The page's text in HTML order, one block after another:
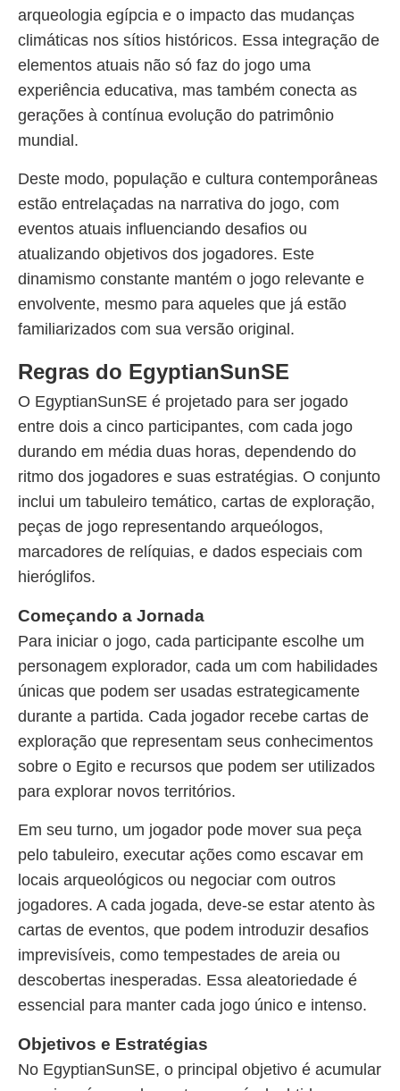
arqueologia egípcia e o impacto das mudanças
climáticas nos sítios históricos. Essa integração de
elementos atuais não só faz do jogo uma
experiência educativa, mas também conecta as
gerações à contínua evolução do patrimônio
mundial.
Deste modo, população e cultura contemporâneas
estão entrelaçadas na narrativa do jogo, com
eventos atuais influenciando desafios ou
atualizando objetivos dos jogadores. Este
dinamismo constante mantém o jogo relevante e
envolvente, mesmo para aqueles que já estão
familiarizados com sua versão original.
Regras do EgyptianSunSE
O EgyptianSunSE é projetado para ser jogado
entre dois a cinco participantes, com cada jogo
durando em média duas horas, dependendo do
ritmo dos jogadores e suas estratégias. O conjunto
inclui um tabuleiro temático, cartas de exploração,
peças de jogo representando arqueólogos,
marcadores de relíquias, e dados especiais com
hieróglifos.
Começando a Jornada
Para iniciar o jogo, cada participante escolhe um
personagem explorador, cada um com habilidades
únicas que podem ser usadas estrategicamente
durante a partida. Cada jogador recebe cartas de
exploração que representam seus conhecimentos
sobre o Egito e recursos que podem ser utilizados
para explorar novos territórios.
Em seu turno, um jogador pode mover sua peça
pelo tabuleiro, executar ações como escavar em
locais arqueológicos ou negociar com outros
jogadores. A cada jogada, deve-se estar atento às
cartas de eventos, que podem introduzir desafios
imprevisíveis, como tempestades de areia ou
descobertas inesperadas. Essa aleatoriedade é
essencial para manter cada jogo único e intenso.
Objetivos e Estratégias
No EgyptianSunSE, o principal objetivo é acumular